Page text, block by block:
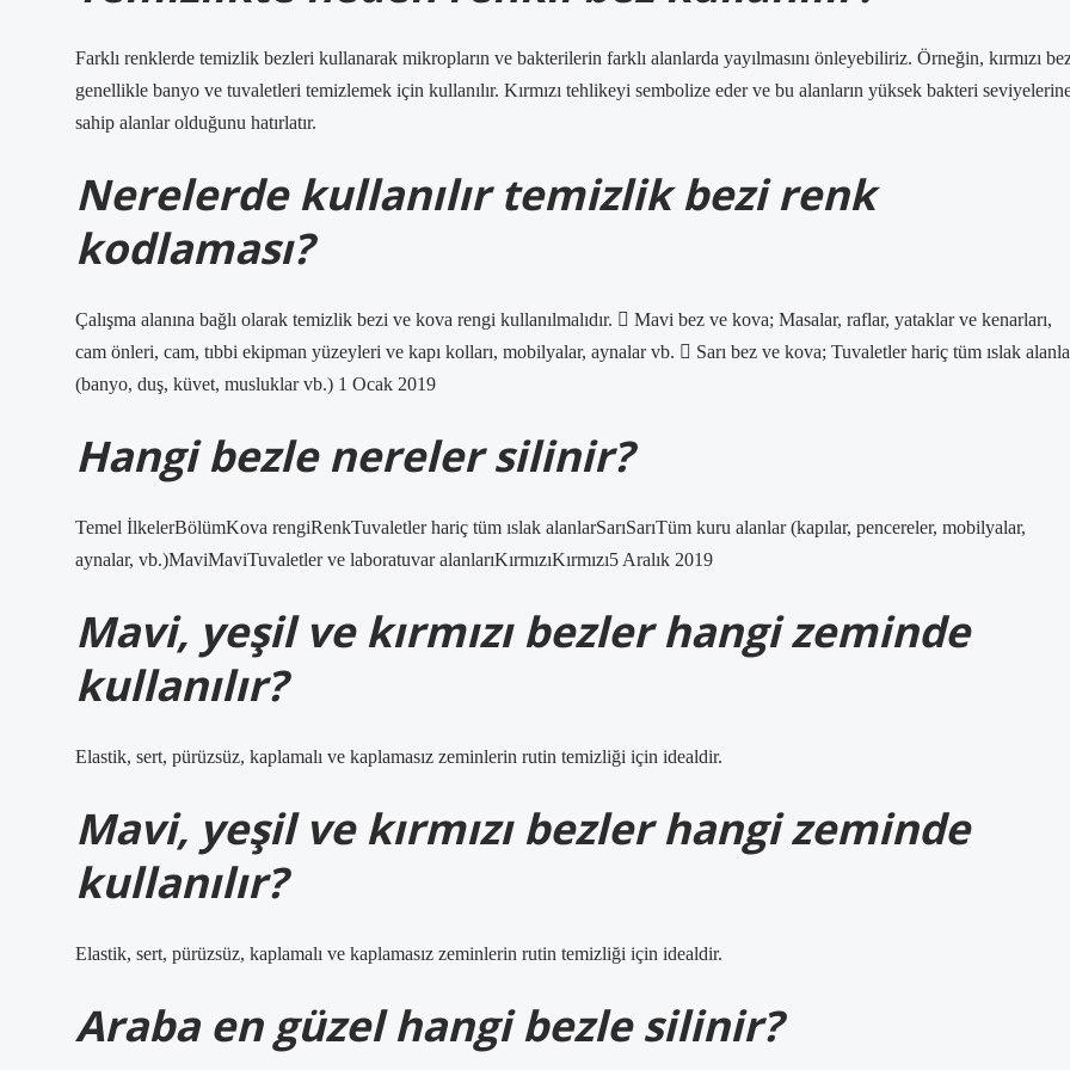
Farklı renklerde temizlik bezleri kullanarak mikropların ve bakterilerin farklı alanlarda yayılmasını önleyebiliriz. Örneğin, kırmızı
genellikle banyo ve tuvaletleri temizlemek için kullanılır. Kırmızı tehlikeyi sembolize eder ve bu alanların yüksek bakteri
sahip alanlar olduğunu hatırlatır.
Nerelerde kullanılır temizlik bezi renk
kodlaması?
Çalışma alanına bağlı olarak temizlik bezi ve kova rengi kullanılmalıdır.  Mavi bez ve kova; Masalar, raflar, yataklar ve kenarları,
cam önleri, cam, tıbbi ekipman yüzeyleri ve kapı kolları, mobilyalar, aynalar vb.  Sarı bez ve kova; Tuvaletler hariç tüm ıslak
(banyo, duş, küvet, musluklar vb.) 1 Ocak 2019
Hangi bezle nereler silinir?
Temel İlkelerBölümKova rengiRenkTuvaletler hariç tüm ıslak alanlarSarıSarıTüm kuru alanlar (kapılar, pencereler, mobilyalar,
aynalar, vb.)MaviMaviTuvaletler ve laboratuvar alanlarıKırmızıKırmızı5 Aralık 2019
Mavi, yeşil ve kırmızı bezler hangi zeminde
kullanılır?
Elastik, sert, pürüzsüz, kaplamalı ve kaplamasız zeminlerin rutin temizliği için idealdir.
Mavi, yeşil ve kırmızı bezler hangi zeminde
kullanılır?
Elastik, sert, pürüzsüz, kaplamalı ve kaplamasız zeminlerin rutin temizliği için idealdir.
Araba en güzel hangi bezle silinir?